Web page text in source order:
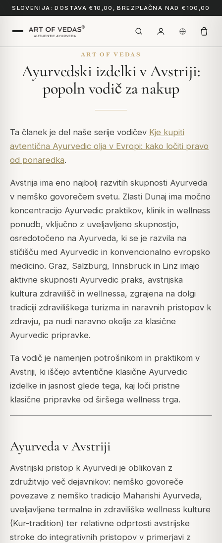
SLOVENIJA: DOSTAVA €10,00, BREZPLAČNA NAD €100,00
ART OF VEDAS
Ayurvedski izdelki v Avstriji:
popoln vodič za nakup
Ta članek je del naše serije vodičev Kje kupiti
avtentična Ayurvedic olja v Evropi: kako ločiti pravo
od ponaredka.
Avstrija ima eno najbolj razvitih skupnosti Ayurveda
v nemško govorečem svetu. Zlasti Dunaj ima močno
koncentracijo Ayurvedic praktikov, klinik in wellness
ponudb, vključno z uveljavljeno skupnostjo,
osredotočeno na Ayurveda, ki se je razvila na
stičišču med Ayurvedic in konvencionalno evropsko
medicino. Graz, Salzburg, Innsbruck in Linz imajo
aktivne skupnosti Ayurvedic praks, avstrijska
kultura zdravilišč in wellnessa, zgrajena na dolgi
tradiciji zdraviliškega turizma in naravnih pristopov k
zdravju, pa nudi naravno okolje za klasične
Ayurvedic pripravke.
Ta vodič je namenjen potrošnikom in praktikom v
Avstriji, ki iščejo avtentične klasične Ayurvedic
izdelke in jasnost glede tega, kaj loči pristne
klasične pripravke od širšega wellness trga.
Ayurveda v Avstriji
Avstrijski pristop k Ayurvedi je oblikovan z
združitvijo več dejavnikov: nemško govoreče
povezave z nemško tradicijo Maharishi Ayurveda,
uveljavljene termalne in zdraviliške wellness kulture
(Kur-tradition) ter relativne odprtosti avstrijske
stroke do integrativnih pristopov v primerjavi z